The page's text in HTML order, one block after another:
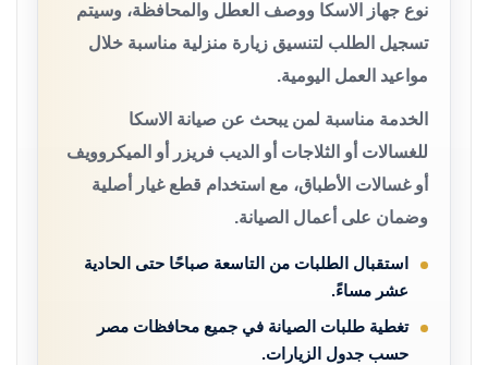
نوع جهاز الاسكا ووصف العطل والمحافظة، وسيتم
تسجيل الطلب لتنسيق زيارة منزلية مناسبة خلال
مواعيد العمل اليومية.
الخدمة مناسبة لمن يبحث عن صيانة الاسكا
للغسالات أو الثلاجات أو الديب فريزر أو الميكروويف
أو غسالات الأطباق، مع استخدام قطع غيار أصلية
وضمان على أعمال الصيانة.
استقبال الطلبات من التاسعة صباحًا حتى الحادية
عشر مساءً.
تغطية طلبات الصيانة في جميع محافظات مصر
حسب جدول الزيارات.